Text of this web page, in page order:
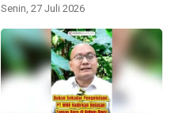
Senin, 27 Juli 2026